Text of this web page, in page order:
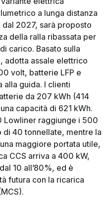
a lunga distanza
2027, sarà proposto
della ralla ribassata per
carico. Basato sulla
adotta assale elettrico
volt, batterie LFP e
alla guida. I clienti
da 207 kWh (414
capacità di 621 kWh.
Lowliner raggiunge i 500
di 40 tonnellate, mentre la
maggiore portata utile,
CCS arriva a 400 kW,
10 all’80%, ed è
futura con la ricarica